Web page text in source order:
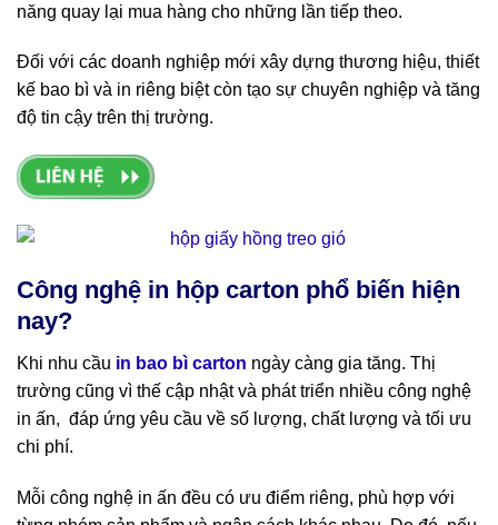
năng quay lại mua hàng cho những lần tiếp theo.
Đối với các doanh nghiệp mới xây dựng thương hiệu, thiết
kế bao bì và in riêng biệt còn tạo sự chuyên nghiệp và tăng
độ tin cậy trên thị trường.
Công nghệ in hộp carton phổ biến hiện
nay?
Khi nhu cầu in bao bì carton ngày càng gia tăng. Thị
trường cũng vì thế cập nhật và phát triển nhiều công nghệ
in ấn, đáp ứng yêu cầu về số lượng, chất lượng và tối ưu
chi phí.
Mỗi công nghệ in ấn đều có ưu điểm riêng, phù hợp với